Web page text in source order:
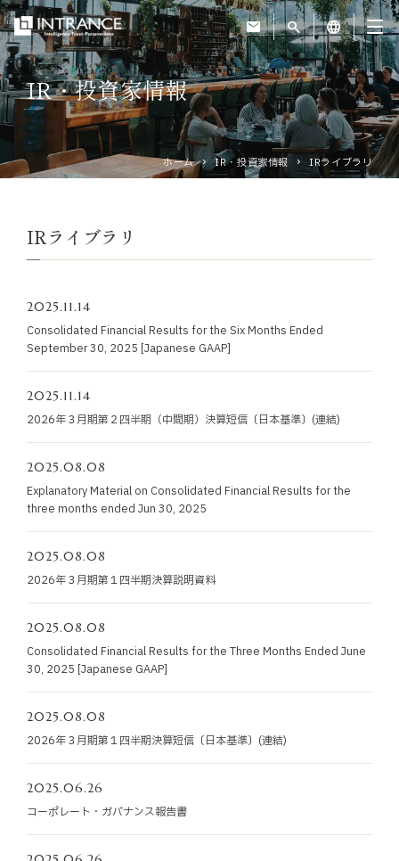
mail search language
トップ
企業情報
運営ホテル
IR・投資家情報
お知らせ
お役立ちコラム
お問い合わせ
免責事項サイトマップ
IR・投資家情報
ホーム IR・投資家情報 IRライブラリ
IRライブラリ
2025.11.14
Consolidated Financial Results for the Six Months Ended
September 30, 2025 [Japanese GAAP]
2025.11.14
2026年３月期第２四半期（中間期）決算短信〔日本基準〕(連結)
2025.08.08
Explanatory Material on Consolidated Financial Results for the
three months ended Jun 30, 2025
2025.08.08
2026年３月期第１四半期決算説明資料
2025.08.08
Consolidated Financial Results for the Three Months Ended June
30, 2025 [Japanese GAAP]
2025.08.08
2026年３月期第１四半期決算短信〔日本基準〕(連結)
2025.06.26
コーポレート・ガバナンス報告書